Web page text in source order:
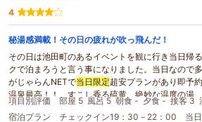
4
秘湯感満載！その日の疲れが吹っ飛んだ！
その日は池田町のあるイベントを観に行き当日帰
クで泊まろうと言う事になりました。当日なので
がじゃらんNETで当日限定超安プランがあり即予約
温泉最高！！ すこし香る硫黄、絶妙な温度の湯
露天風呂は山間に流れる秘湯感満載で、その日の
全員大満足でした。雑音もなく静かな宿、また行
項目別評価 部屋 5 風呂 5 朝食 - 夕食 - 接客 3
宿泊プラン
チェックイン19：30－22：00 当日